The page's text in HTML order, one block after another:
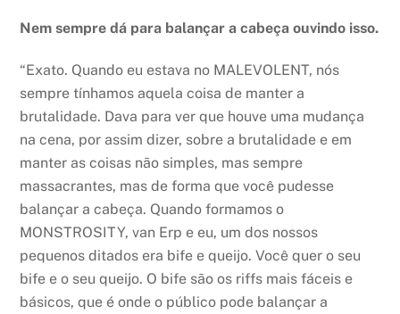
Nem sempre dá para balançar a cabeça ouvindo isso.
“Exato. Quando eu estava no MALEVOLENT, nós
sempre tínhamos aquela coisa de manter a
brutalidade. Dava para ver que houve uma mudança
na cena, por assim dizer, sobre a brutalidade e em
manter as coisas não simples, mas sempre
massacrantes, mas de forma que você pudesse
balançar a cabeça. Quando formamos o
MONSTROSITY, van Erp e eu, um dos nossos
pequenos ditados era bife e queijo. Você quer o seu
bife e o seu queijo. O bife são os riffs mais fáceis e
básicos, que é onde o público pode balançar a